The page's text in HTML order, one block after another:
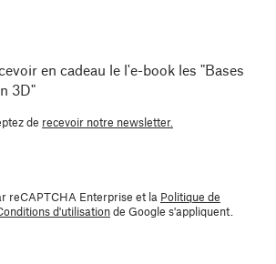
en cadeau le l'e-book les "Bases
3D"
de recevoir notre newsletter.
reCAPTCHA Enterprise et la Politique de
d'utilisationde Google s'appliquent.